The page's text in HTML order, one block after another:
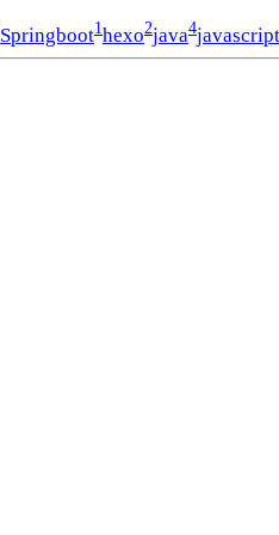
Springboot1hexo2java4javascript